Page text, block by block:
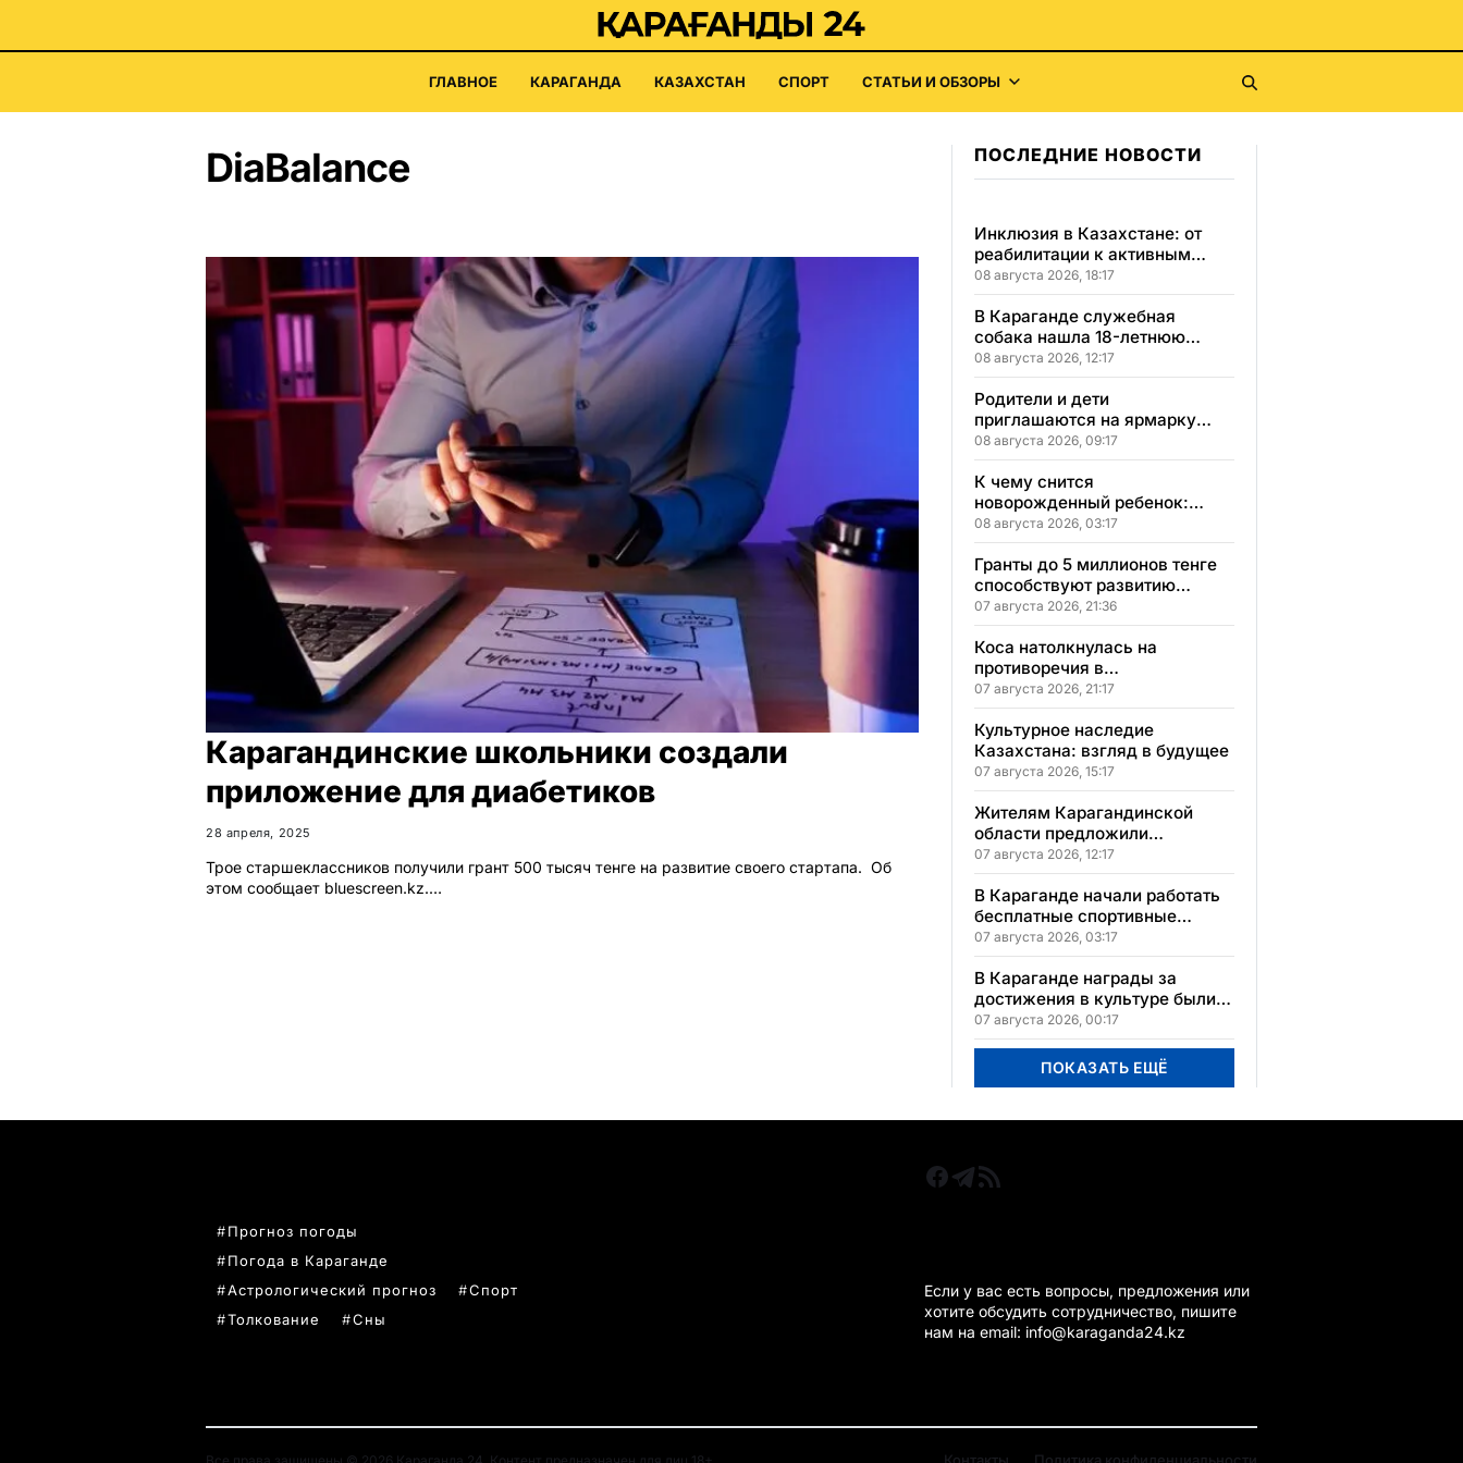
ГЛАВНОЕ КАРАГАНДА КАЗАХСТАН СПОРТ СТАТЬИ И ОБЗОРЫ
DiaBalance
Карагандинские школьники создали
приложение для диабетиков
28 апреля, 2025
Трое старшеклассников получили грант 500 тысяч тенге на развитие своего стартапа. Об
этом сообщает bluescreen.kz.…
ПОСЛЕДНИЕ НОВОСТИ
Инклюзия в Казахстане: от
реабилитации к активным
победам и самостоятельности
08 августа 2026, 18:17
В Караганде служебная
собака нашла 18-летнюю
девушку, пропавшую после
свидания
08 августа 2026, 12:17
Родители и дети
приглашаются на ярмарку
школьной одежды в
Казахстане
08 августа 2026, 09:17
К чему снится
новорожденный ребенок:
сонник, толкование и
значение сна
08 августа 2026, 03:17
Гранты до 5 миллионов тенге
способствуют развитию
социального бизнеса в
Карагандинской области
07 августа 2026, 21:36
Коса натолкнулась на
противоречия в
Карагандинской области
07 августа 2026, 21:17
Культурное наследие
Казахстана: взгляд в будущее
07 августа 2026, 15:17
Жителям Карагандинской
области предложили
бесплатное обучение с
гарантией трудоустройства
07 августа 2026, 12:17
В Караганде начали работать
бесплатные спортивные
секции для детей с
инвалидностью
07 августа 2026, 03:17
В Караганде награды за
достижения в культуре были
вручены 5 лауреатам
07 августа 2026, 00:17
ПОКАЗАТЬ ЕЩЁ
Прогноз погоды
Погода в Караганде
Астрологический прогноз
Спорт
Толкование
Сны
Если у вас есть вопросы, предложения или
хотите обсудить сотрудничество, пишите
нам на email: info@karaganda24.kz
Все права защищены © 2026 Караганда 24. Контент предназначен для лиц 18+.